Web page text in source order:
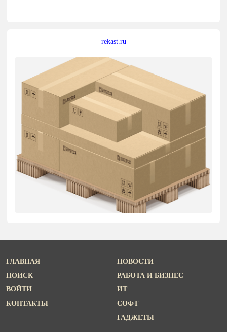
rekast.ru
ГЛАВНАЯ
ПОИСК
ВОЙТИ
КОНТАКТЫ
НОВОСТИ
РАБОТА И БИЗНЕС
ИТ
СОФТ
ГАДЖЕТЫ